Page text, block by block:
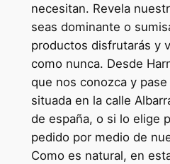
necesitan. Revela
seas dominante o
productos disfrutarás y
como nunca. Desde
que nos conozca y
situada en la calle
de españa, o si lo elige
pedido por medio de
Como es natural, en